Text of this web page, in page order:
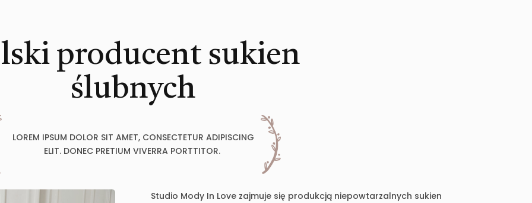
producent sukien
ślubnych
LOREM IPSUM DOLOR SIT AMET, CONSECTETUR ADIPISCING
ELIT. DONEC PRETIUM VIVERRA PORTTITOR.
Studio Mody In Love zajmuje się produkcją niepowtarzalnych sukien